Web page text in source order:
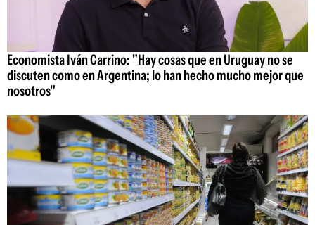
Economista Iván Carrino: "Hay cosas que en Uruguay no se
discuten como en Argentina; lo han hecho mucho mejor que
nosotros"